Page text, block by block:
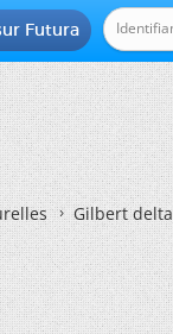
Futura
Gilbert delta